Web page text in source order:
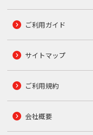
ご利用ガイド
サイトマップ
ご利用規約
会社概要